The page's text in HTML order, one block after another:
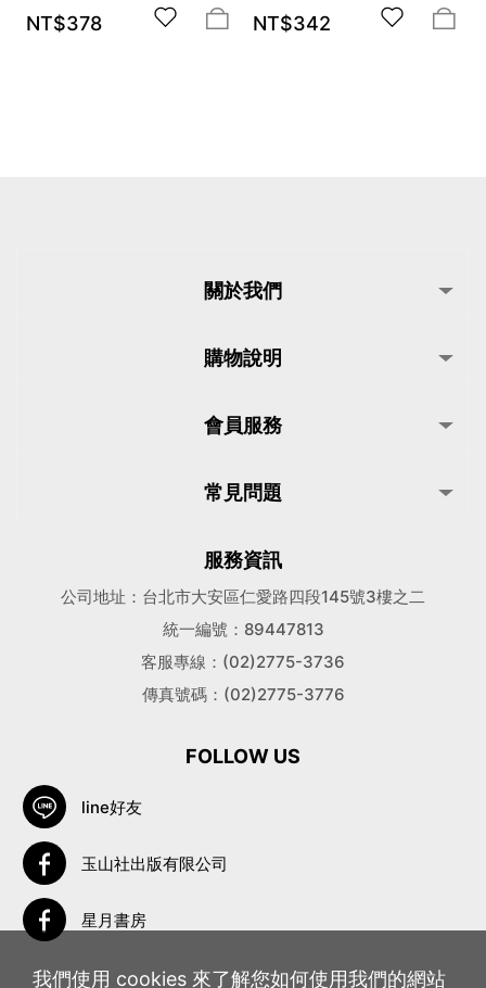
性 張聰明
NT$378 NT$342
關於我們
購物說明
會員服務
常見問題
服務資訊
公司地址：台北市大安區仁愛路四段145號3樓之二
統一編號：89447813
客服專線：(02)2775-3736
傳真號碼：(02)2775-3776
FOLLOW US
line好友
玉山社出版有限公司
星月書房
我們使用 cookies 來了解您如何使用我們的網站